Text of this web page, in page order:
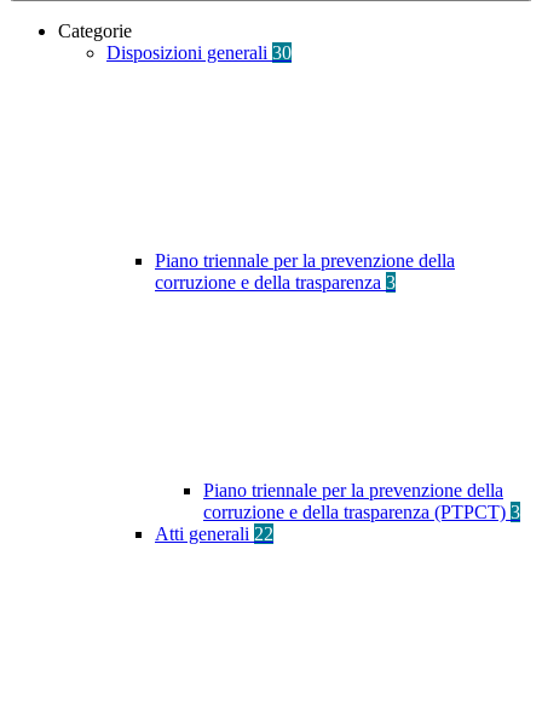
Categorie
Disposizioni generali 30
Piano triennale per la prevenzione della
corruzione e della trasparenza 3
Piano triennale per la prevenzione della
corruzione e della trasparenza (PTPCT) 3
Atti generali 22